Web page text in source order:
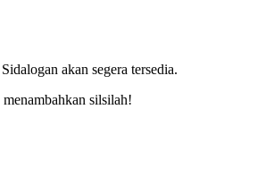
Sidalogan akan segera tersedia.
silsilah!